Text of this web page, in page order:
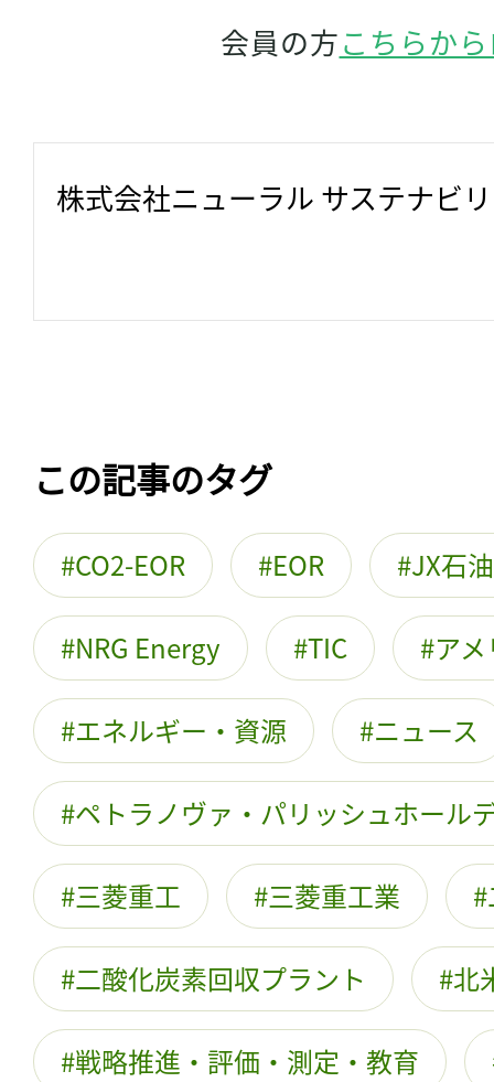
会員の方こちらか
株式会社ニューラル サステナビ
この記事のタグ
CO2-EOR EOR JX石
NRG Energy TIC ア
エネルギー・資源 ニュース
ペトラノヴァ・パリッシュホール
三菱重工 三菱重工業
二酸化炭素回収プラント 北
戦略推進・評価・測定・教育